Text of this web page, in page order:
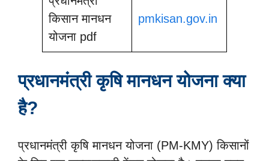
किसान मानधन
योजना pdf
pmkisan.gov.in
प्रधानमंत्री कृषि मानधन योजना क्या
है?
प्रधानमंत्री कृषि मानधन योजना (PM-KMY) किसानों